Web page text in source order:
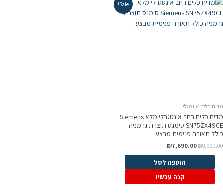
Sale!
כלים אינטגלי
מדיח כלים ‏רחב אינטגרלי מלא Siemens
SN75ZX49CE סימנס תוצרת גרמניה
תאורה פנימית מבצע
₪
₪7,690.00
הוספה לסל
קנה עכשיו